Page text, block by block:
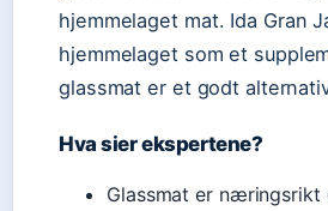
hjemmelaget mat. Ida Gran
hjemmelaget som et
glassmat er et godt
Hva sier ekspertene?
Glassmat er næringsrikt